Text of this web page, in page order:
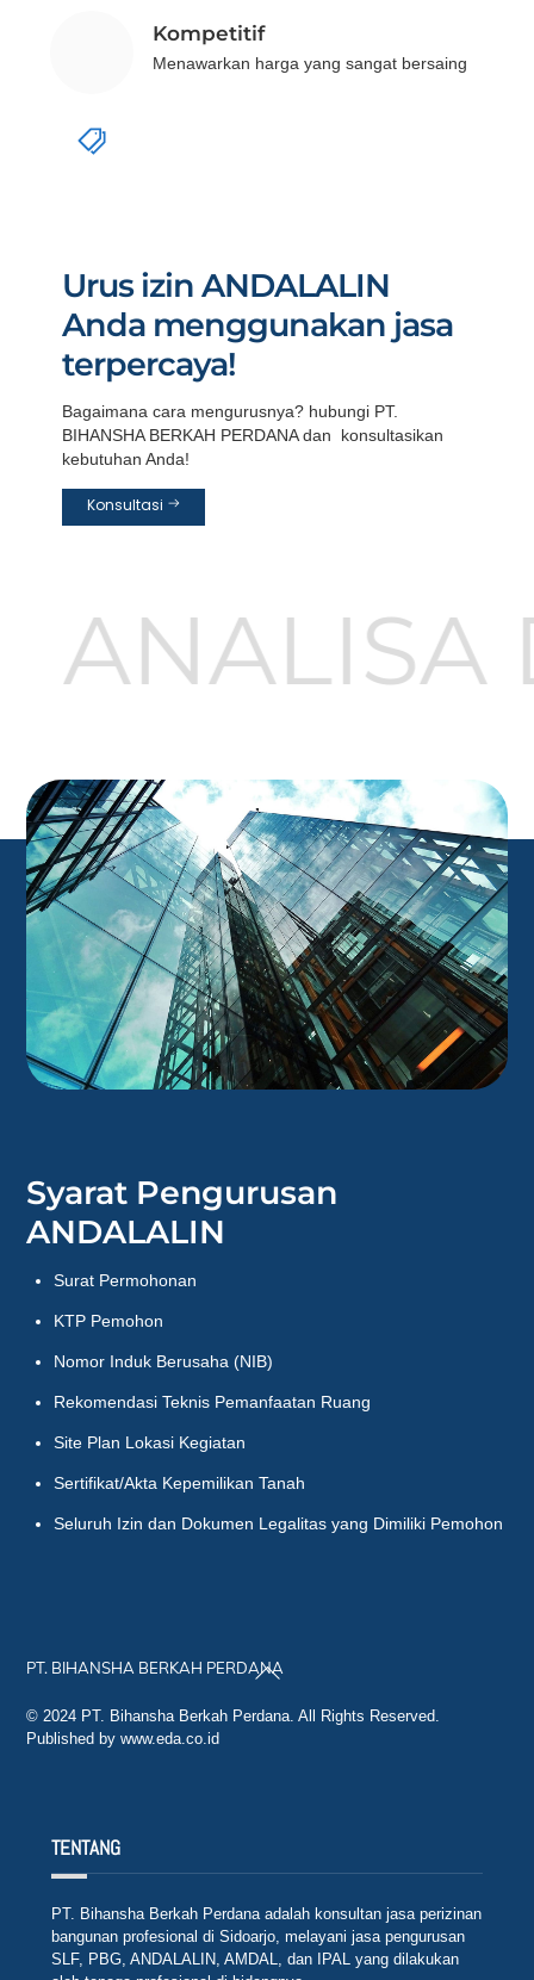
Kompetitif
Menawarkan harga yang sangat bersaing
Urus izin ANDALALIN
Anda menggunakan jasa
terpercaya!
Bagaimana cara mengurusnya? hubungi PT.
BIHANSHA BERKAH PERDANA dan konsultasikan
kebutuhan Anda!
Konsultasi
ANALISA
Syarat Pengurusan
ANDALALIN
Surat Permohonan
KTP Pemohon
Nomor Induk Berusaha (NIB)
Rekomendasi Teknis Pemanfaatan Ruang
Site Plan Lokasi Kegiatan
Sertifikat/Akta Kepemilikan Tanah
Seluruh Izin dan Dokumen Legalitas yang Dimiliki Pemohon
Back
Top
PT. BIHANSHA BERKAH PERDANA
© 2024 PT. Bihansha Berkah Perdana. All Rights Reserved.
Published by www.eda.co.id
TENTANG
PT. Bihansha Berkah Perdana adalah konsultan jasa perizinan
bangunan profesional di Sidoarjo, melayani jasa pengurusan
SLF, PBG, ANDALALIN, AMDAL, dan IPAL yang dilakukan